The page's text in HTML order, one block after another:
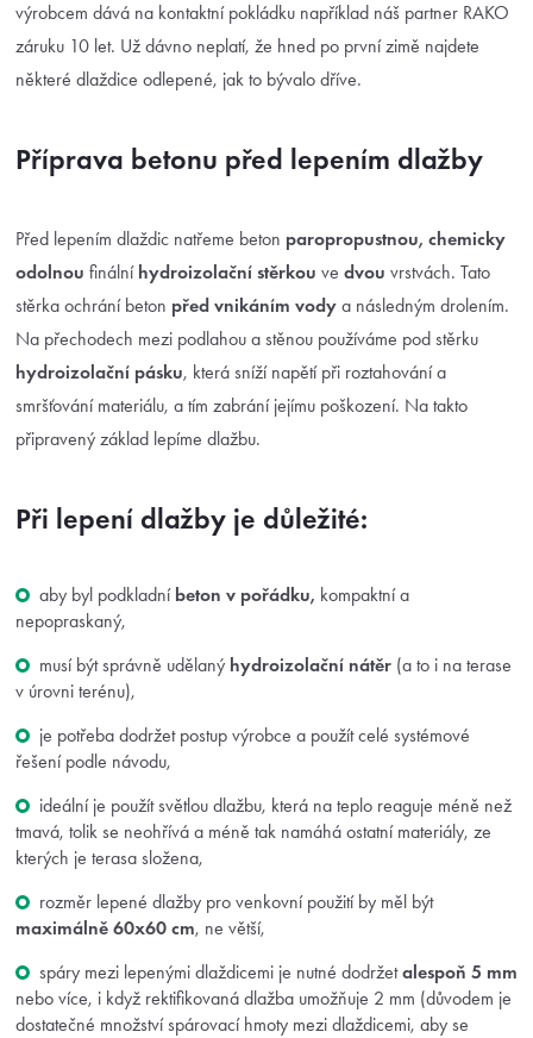
výrobcem dává na kontaktní pokládku například náš partner RAKO
záruku 10 let. Už dávno neplatí, že hned po první zimě najdete
některé dlaždice odlepené, jak to bývalo dříve.
Příprava betonu před lepením dlažby
Před lepením dlaždic natřeme beton paropropustnou, chemicky
odolnou finální hydroizolační stěrkou ve dvou vrstvách. Tato
stěrka ochrání beton před vnikáním vody a následným drolením.
Na přechodech mezi podlahou a stěnou používáme pod stěrku
hydroizolační pásku, která sníží napětí při roztahování a
smršťování materiálu, a tím zabrání jejímu poškození. Na takto
připravený základ lepíme dlažbu.
Při lepení dlažby je důležité:
aby byl podkladní beton v pořádku, kompaktní a
nepopraskaný,
musí být správně udělaný hydroizolační nátěr (a to i na terase
v úrovni terénu),
je potřeba dodržet postup výrobce a použít celé systémové
řešení podle návodu,
ideální je použít světlou dlažbu, která na teplo reaguje méně než
tmavá, tolik se neohřívá a méně tak namáhá ostatní materiály, ze
kterých je terasa složena,
rozměr lepené dlažby pro venkovní použití by měl být
maximálně 60x60 cm, ne větší,
spáry mezi lepenými dlaždicemi je nutné dodržetalespoň 5 mm
nebo více, i když rektifikovaná dlažba umožňuje 2 mm (důvodem je
dostatečné množství spárovací hmoty mezi dlaždicemi, aby se